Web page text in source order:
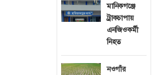
মানিকগঞ্জে
ট্রাকচাপায়
এনজিওকর্মী
নিহত
নওগাঁর